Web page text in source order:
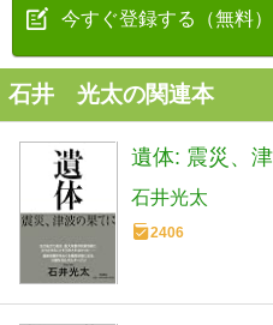
今すぐ登録する（無料）
石井 光太の関連本
遺体: 震災、
石井光太
2406